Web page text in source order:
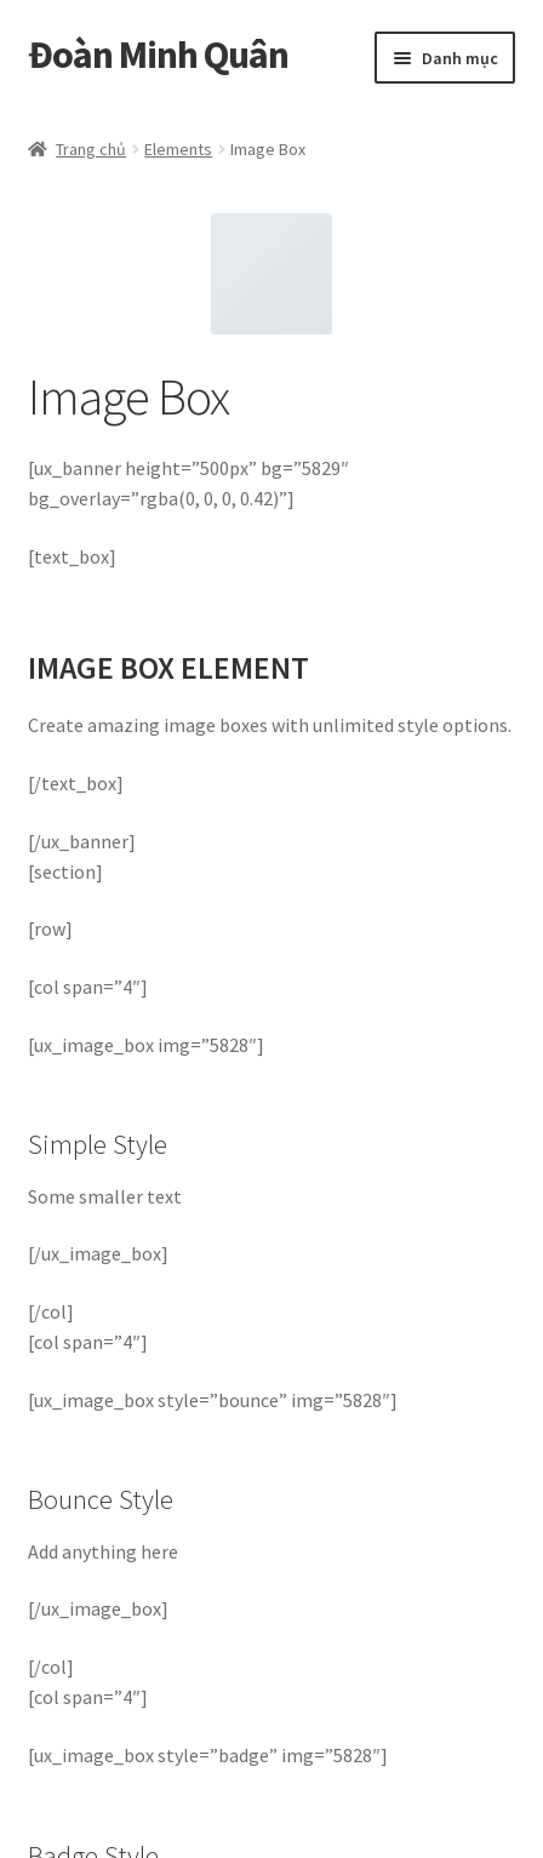
Đi
đến
hướng
Chuyển
đến
dung
Đoàn Minh Quân Danh mục
Trang chủ Elements Image Box
Image Box
[ux_banner height=”500px” bg=”5829″
bg_overlay=”rgba(0, 0, 0, 0.42)”]
[text_box]
IMAGE BOX ELEMENT
Create amazing image boxes with unlimited style options.
[/text_box]
[/ux_banner]
[section]
[row]
[col span=”4″]
[ux_image_box img=”5828″]
Simple Style
Some smaller text
[/ux_image_box]
[/col]
[col span=”4″]
[ux_image_box style=”bounce” img=”5828″]
Bounce Style
Add anything here
[/ux_image_box]
[/col]
[col span=”4″]
[ux_image_box style=”badge” img=”5828″]